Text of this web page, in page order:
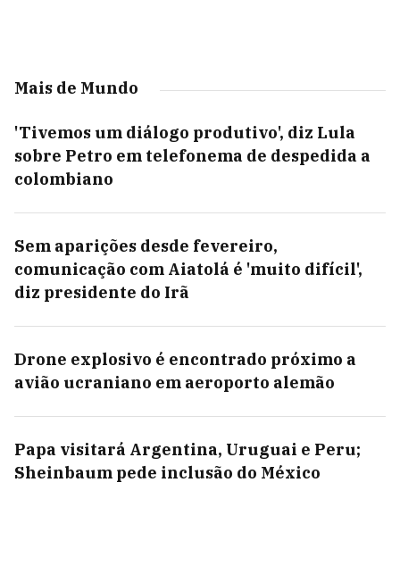
Mais de Mundo
'Tivemos um diálogo produtivo', diz Lula
sobre Petro em telefonema de despedida a
colombiano
Sem aparições desde fevereiro,
comunicação com Aiatolá é 'muito difícil',
diz presidente do Irã
Drone explosivo é encontrado próximo a
avião ucraniano em aeroporto alemão
Papa visitará Argentina, Uruguai e Peru;
Sheinbaum pede inclusão do México